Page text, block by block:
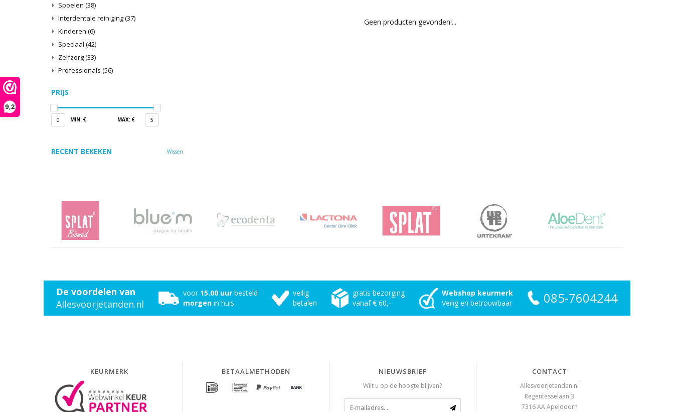
9,2
Spoelen (38)
Interdentale reiniging(37)
Kinderen (6)
Speciaal (42)
Zelfzorg(33)
Professionals (56)
PRIJS
0 MIN: € MAX: € 5
RECENT BEKEKEN Wissen
Geen producten gevonden!...
De voordelen van
Allesvoorjetanden.nl
voor 15.00 uur besteld
morgen in huis
veilig
betalen
gratis bezorging
vanaf € 60,-
Webshop keurmerk
Veilig en betrouwbaar
085-7604244
KEURMERK BETAALMETHODEN NIEUWSBRIEF
Wilt u op de hoogte blijven?
CONTACT
Allesvoorjetanden.nl
Regentesselaan 3
7316 AAApeldoorn